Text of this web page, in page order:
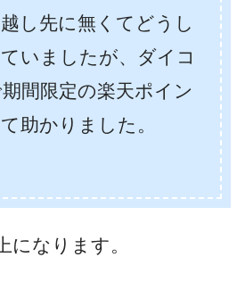
し先に無くてどうし
いましたが、ダイコ
間限定の楽天ポイン
助かりました。
になります。